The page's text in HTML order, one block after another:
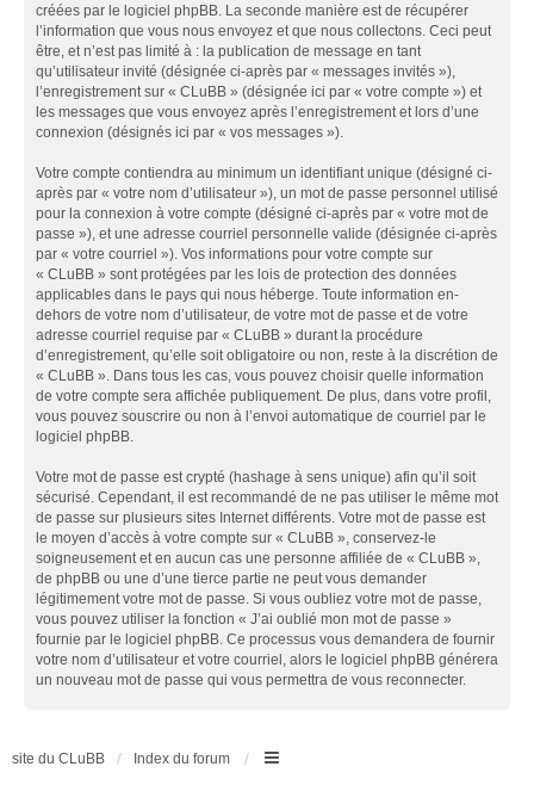
créées par le logiciel phpBB. La seconde manière est de récupérer
l’information que vous nous envoyez et que nous collectons. Ceci peut
être, et n’est pas limité à : la publication de message en tant
qu’utilisateur invité (désignée ci-après par « messages invités »),
l’enregistrement sur « CLuBB » (désignée ici par « votre compte ») et
les messages que vous envoyez après l’enregistrement et lors d’une
connexion (désignés ici par « vos messages »).
Votre compte contiendra au minimum un identifiant unique (désigné ci-
après par « votre nom d’utilisateur »), un mot de passe personnel utilisé
pour la connexion à votre compte (désigné ci-après par « votre mot de
passe »), et une adresse courriel personnelle valide (désignée ci-après
par « votre courriel »). Vos informations pour votre compte sur
« CLuBB » sont protégées par les lois de protection des données
applicables dans le pays qui nous héberge. Toute information en-
dehors de votre nom d’utilisateur, de votre mot de passe et de votre
adresse courriel requise par « CLuBB » durant la procédure
d’enregistrement, qu’elle soit obligatoire ou non, reste à la discrétion de
« CLuBB ». Dans tous les cas, vous pouvez choisir quelle information
de votre compte sera affichée publiquement. De plus, dans votre profil,
vous pouvez souscrire ou non à l’envoi automatique de courriel par le
logiciel phpBB.
Votre mot de passe est crypté (hashage à sens unique) afin qu’il soit
sécurisé. Cependant, il est recommandé de ne pas utiliser le même mot
de passe sur plusieurs sites Internet différents. Votre mot de passe est
le moyen d’accès à votre compte sur « CLuBB », conservez-le
soigneusement et en aucun cas une personne affiliée de « CLuBB »,
de phpBB ou une d’une tierce partie ne peut vous demander
légitimement votre mot de passe. Si vous oubliez votre mot de passe,
vous pouvez utiliser la fonction « J’ai oublié mon mot de passe »
fournie par le logiciel phpBB. Ce processus vous demandera de fournir
votre nom d’utilisateur et votre courriel, alors le logiciel phpBB générera
un nouveau mot de passe qui vous permettra de vous reconnecter.
site du CLuBB Index du forum